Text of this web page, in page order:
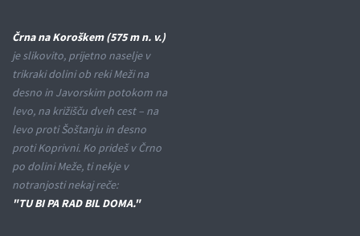
Črna na Koroškem (575 m n. v.)
je slikovito, prijetno naselje v
trikraki dolini ob reki Meži na
desno in Javorskim potokom na
levo, na križišču dveh cest – na
levo proti Šoštanju in desno
proti Koprivni. Ko prideš v Črno
po dolini Meže, ti nekje v
notranjosti nekaj reče:
"TU BI PA RAD BIL DOMA."